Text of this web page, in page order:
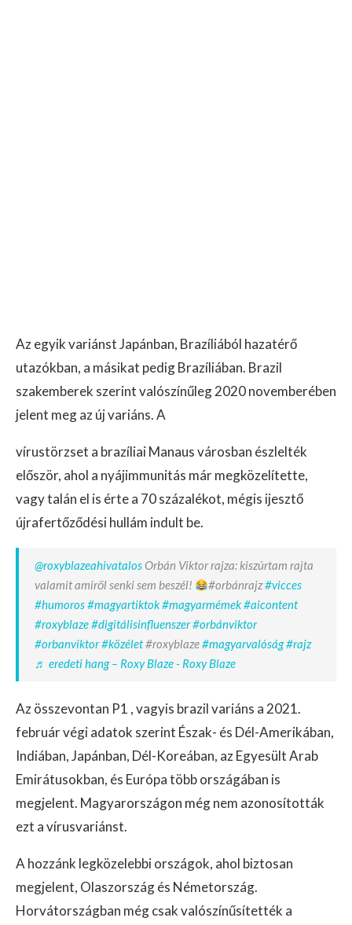
Az egyik variánst Japánban, Brazíliából hazatérő
utazókban, a másikat pedig Brazíliában. Brazil
szakemberek szerint valószínűleg 2020 novemberében
jelent meg az új variáns. A
vírustörzset a brazíliai Manaus városban észlelték
először, ahol a nyájimmunitás már megközelítette,
vagy talán el is érte a 70 százalékot, mégis ijesztő
újrafertőződési hullám indult be.
@roxyblazeahivatalosOrbán Viktor rajza: kiszúrtam rajta
valamit amiről senki sem beszél!
#orbánrajz#vicces
#humoros#magyartiktok#magyarmémek#aicontent
#roxyblaze#digitálisinfluenszer#orbánviktor
#orbanviktor#közélet#roxyblaze#magyarvalóság#rajz
♬ eredeti hang – Roxy Blaze - Roxy Blaze
Az összevontan P1 , vagyis brazil variáns a 2021.
február végi adatok szerint Észak- és Dél-Amerikában,
Indiában, Japánban, Dél-Koreában, az Egyesült Arab
Emirátusokban, és Európa több országában is
megjelent. Magyarországon még nem azonosították
ezt a vírusvariánst.
A hozzánk legközelebbi országok, ahol biztosan
megjelent, Olaszország és Németország.
Horvátországban még csak valószínűsítették a